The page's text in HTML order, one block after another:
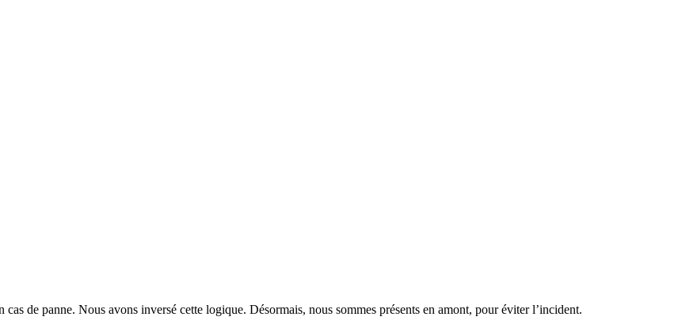
de panne. Nous avons inversé cette logique. Désormais, nous sommes présents en amont, pour éviter l’incident.